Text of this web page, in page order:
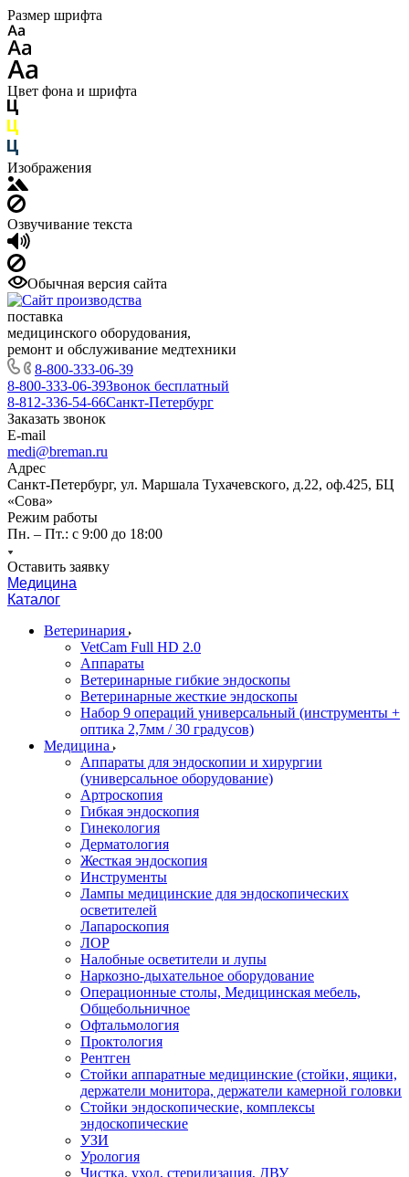
Размер шрифта
Цвет фона и шрифта
Изображения
Озвучивание текста
Обычная версия сайта
поставка
медицинского оборудования,
ремонт и обслуживание медтехники
8-800-333-06-39
8-800-333-06-39Звонок бесплатный
8-812-336-54-66Санкт-Петербург
Заказать звонок
E-mail
medi@breman.ru
Адрес
Санкт-Петербург, ул. Маршала Тухачевского, д.22, оф.425, БЦ
«Сова»
Режим работы
Пн. – Пт.: с 9:00 до 18:00
Оставить заявку
Медицина
Каталог
Ветеринария
VetCam Full HD 2.0
Аппараты
Ветеринарные гибкие эндоскопы
Ветеринарные жесткие эндоскопы
Набор 9 операций универсальный (инструменты +
оптика 2,7мм / 30 градусов)
Медицина
Аппараты для эндоскопии и хирургии
(универсальное оборудование)
Артроскопия
Гибкая эндоскопия
Гинекология
Дерматология
Жесткая эндоскопия
Инструменты
Лампы медицинские для эндоскопических
осветителей
Лапароскопия
ЛОР
Налобные осветители и лупы
Наркозно-дыхательное оборудование
Операционные столы, Медицинская мебель,
Общебольничное
Офтальмология
Проктология
Рентген
Стойки аппаратные медицинские (стойки, ящики,
держатели монитора, держатели камерной головки
Стойки эндоскопические, комплексы
эндоскопические
УЗИ
Урология
Чистка, уход, стерилизация, ДВУ